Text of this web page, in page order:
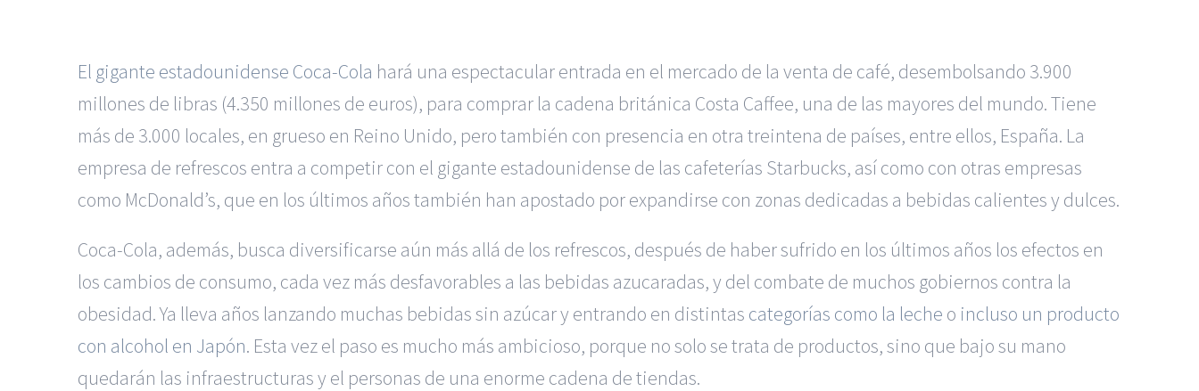
El gigante estadounidense Coca-Cola hará una espectacular entrada en el mercado de la venta de café, desembolsando 3.900
millones de libras (4.350 millones de euros), para comprar la cadena británica Costa Caffee, una de las mayores del mundo. Tiene
más de 3.000 locales, en grueso en Reino Unido, pero también con presencia en otra treintena de países, entre ellos, España. La
empresa de refrescos entra a competir con el gigante estadounidense de las cafeterías Starbucks, así como con otras empresas
como McDonald’s, que en los últimos años también han apostado por expandirse con zonas dedicadas a bebidas calientes y dulces.
Coca-Cola, además, busca diversificarse aún más allá de los refrescos, después de haber sufrido en los últimos años los efectos en
los cambios de consumo, cada vez más desfavorables a las bebidas azucaradas, y del combate de muchos gobiernos contra la
obesidad. Ya lleva años lanzando muchas bebidas sin azúcar y entrando en distintas categorías como la leche o incluso un producto
con alcohol en Japón. Esta vez el paso es mucho más ambicioso, porque no solo se trata de productos, sino que bajo su mano
quedarán las infraestructuras y el personas de una enorme cadena de tiendas.